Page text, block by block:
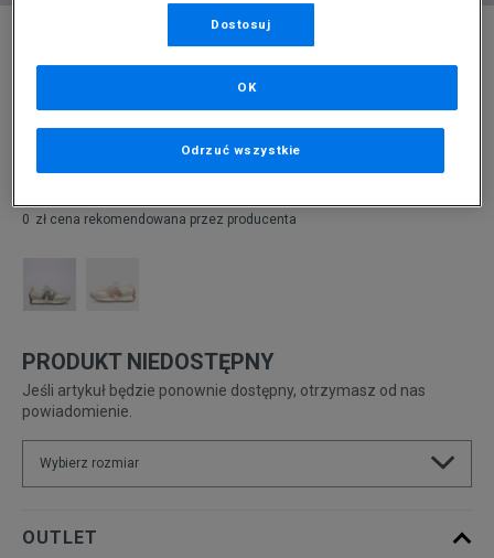
NEW BALANCE 327
Produkt pochodzi z końcówek aktualnych kolekcji, ubiegłych
sezonów lub z ekspozycji.
0 zł cena rekomendowana przez producenta
PRODUKT NIEDOSTĘPNY
Jeśli artykuł będzie ponownie dostępny, otrzymasz od nas
powiadomienie.
Wybierz rozmiar
OUTLET
Dostosuj
Odrzuć wszystkie
OK